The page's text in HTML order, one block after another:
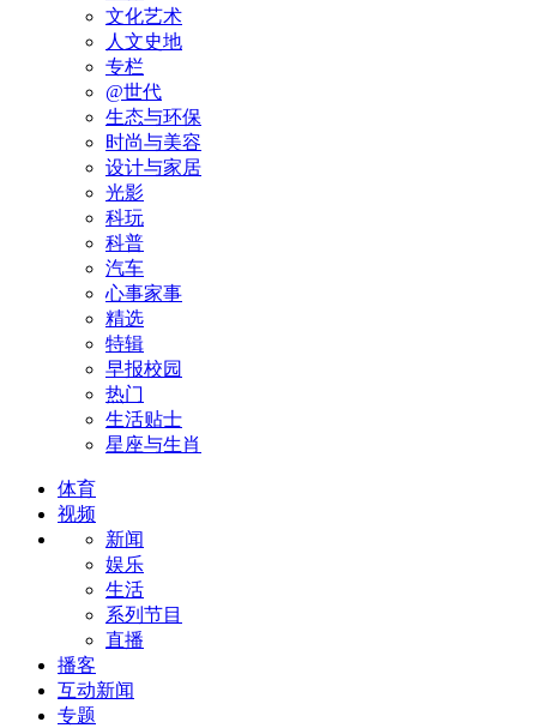
文化艺术
人文史地
专栏
@世代
生态与环保
时尚与美容
设计与家居
光影
科玩
科普
汽车
心事家事
精选
特辑
早报校园
热门
生活贴士
星座与生肖
体育
视频
新闻
娱乐
生活
系列节目
直播
播客
互动新闻
专题